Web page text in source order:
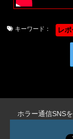
キーワード： レポ
ホラー通信SNS